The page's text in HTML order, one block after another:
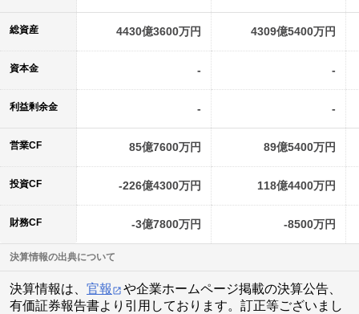
4430億3600万円 4309億5400万円
- -
- -
85億7600万円 89億5400万円
-226億4300万円 118億4400万円
-3億7800万円 -8500万円
総資産
資本金
利益剰余金
営業CF
投資CF
財務CF
決算情報の出典について
決算情報は、 官報
や企業ホームページ掲載の決算公告、
有価証券報告書より引用しております。訂正等ございまし